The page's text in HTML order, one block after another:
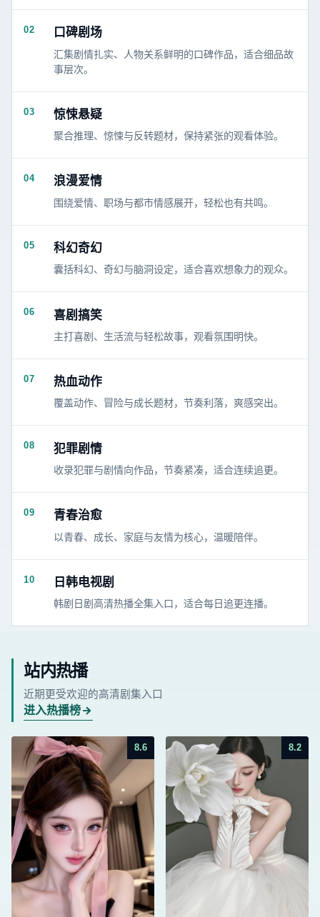
02 口碑剧场
汇集剧情扎实、人物关系鲜明的口碑作品，适合细品故
事层次。
03 惊悚悬疑
聚合推理、惊悚与反转题材，保持紧张的观看体验。
04 浪漫爱情
围绕爱情、职场与都市情感展开，轻松也有共鸣。
05 科幻奇幻
囊括科幻、奇幻与脑洞设定，适合喜欢想象力的观众。
06 喜剧搞笑
主打喜剧、生活流与轻松故事，观看氛围明快。
07 热血动作
覆盖动作、冒险与成长题材，节奏利落，爽感突出。
08 犯罪剧情
收录犯罪与剧情向作品，节奏紧凑，适合连续追更。
09 青春治愈
以青春、成长、家庭与友情为核心，温暖陪伴。
10 日韩电视剧
韩剧日剧高清热播全集入口，适合每日追更连播。
站内热播
近期更受欢迎的高清剧集入口
进入热播榜
8.6 8.2